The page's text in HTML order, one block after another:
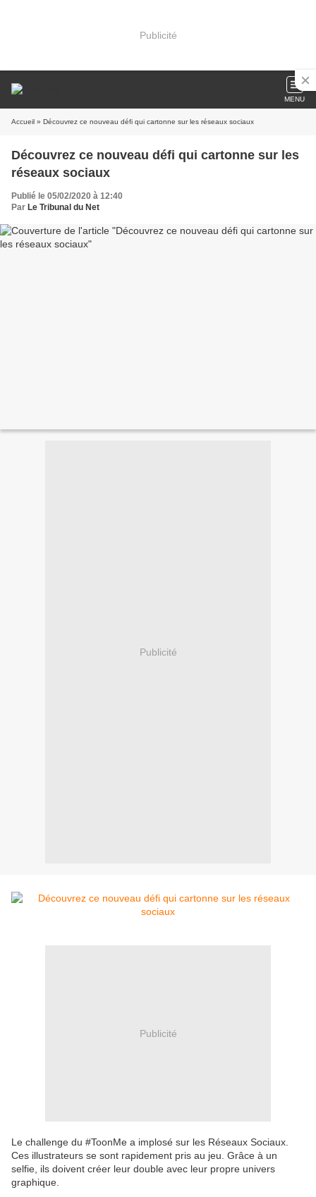
Publicité
MENU
Accueil » Découvrez ce nouveau défi qui cartonne sur les réseaux sociaux
Découvrez ce nouveau défi qui cartonne sur les
réseaux sociaux
Publié le 05/02/2020 à 12:40
Par Le Tribunal du Net
Publicité
Publicité
Le challenge du #ToonMe a implosé sur les Réseaux Sociaux.
Ces illustrateurs se sont rapidement pris au jeu. Grâce à un
selfie, ils doivent créer leur double avec leur propre univers
graphique.